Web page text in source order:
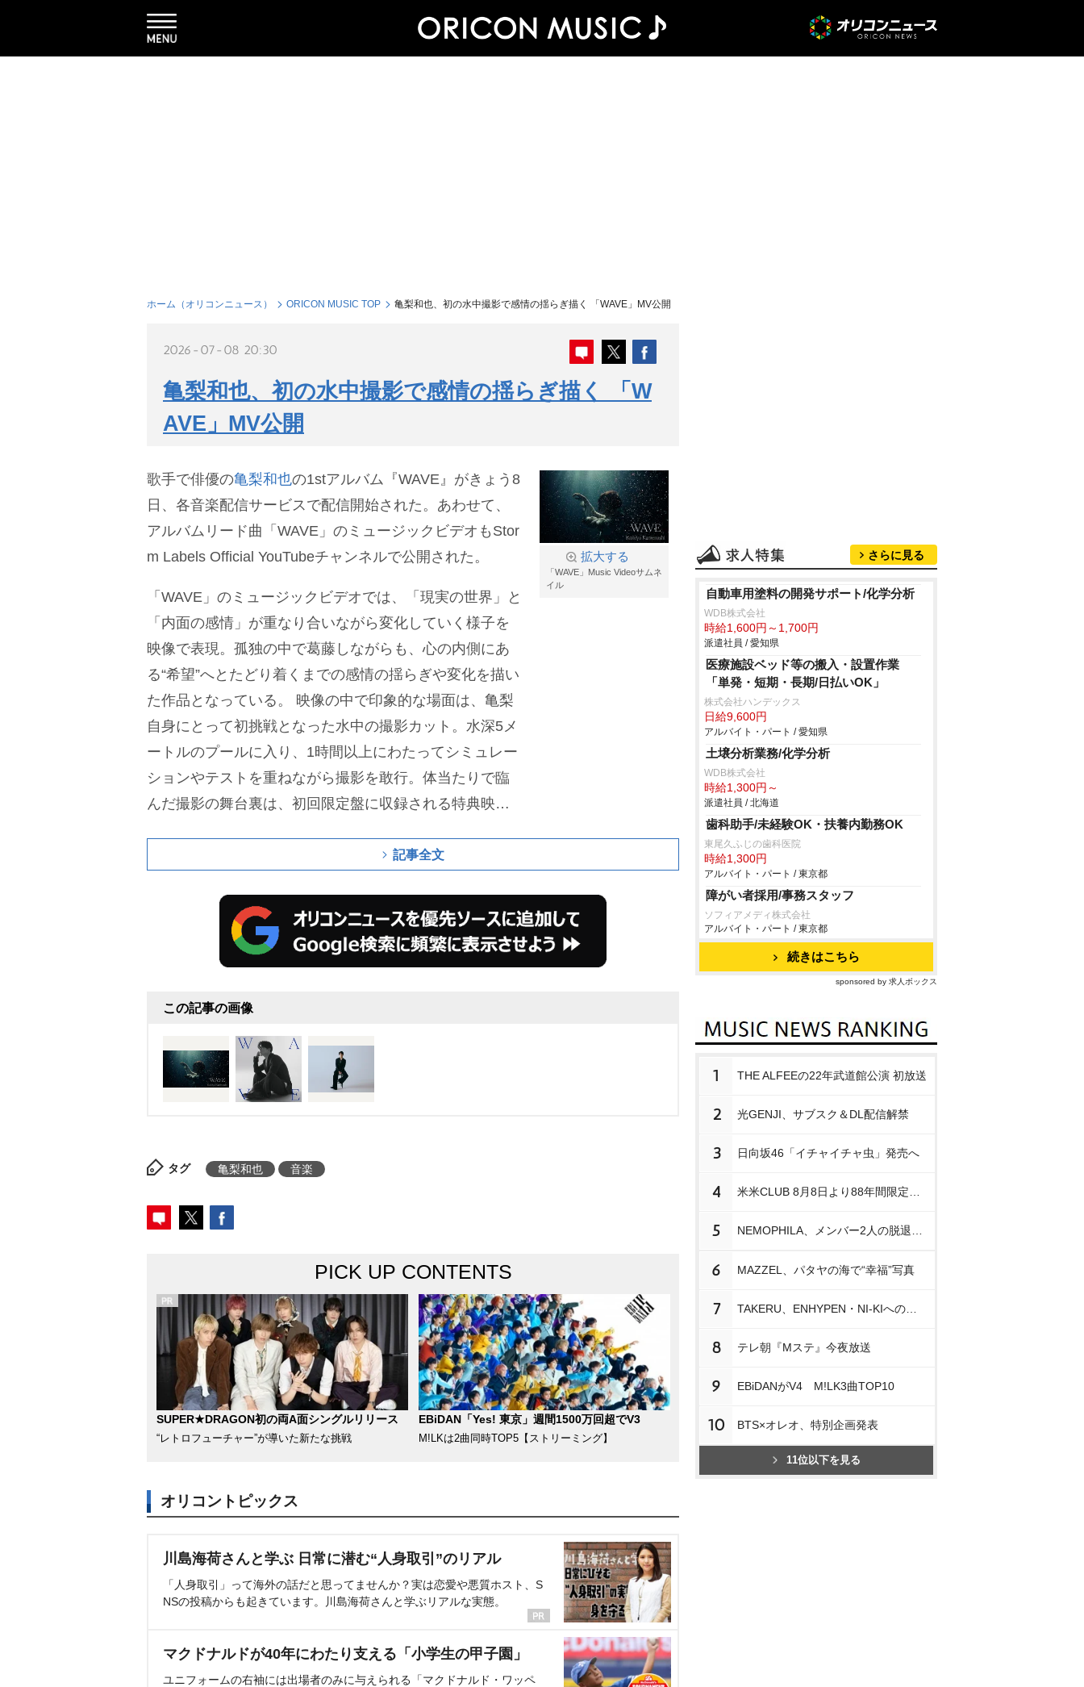
ホーム（オリコンニュース） ORICON MUSIC TOP 亀梨和也、初の水中撮影で感情の揺らぎ描く 「WAVE」MV公開
2026-07-08 20:30
亀梨和也、初の水中撮影で感情の揺らぎ描く 「W
AVE」MV公開
拡大する
「WAVE」Music Videoサムネ
イル
歌手で俳優の亀梨和也の1stアルバム『WAVE』がきょう8
日、各音楽配信サービスで配信開始された。あわせて、
アルバムリード曲「WAVE」のミュージックビデオもStor
m Labels Official YouTubeチャンネルで公開された。
「WAVE」のミュージックビデオでは、「現実の世界」と
「内面の感情」が重なり合いながら変化していく様子を
映像で表現。孤独の中で葛藤しながらも、心の内側にあ
る“希望”へとたどり着くまでの感情の揺らぎや変化を描い
た作品となっている。
映像の中で印象的な場面は、亀梨
自身にとって初挑戦となった水中の撮影カット。水深5メ
ートルのプールに入り、1時間以上にわたってシミュレー
ションやテストを重ねながら撮影を敢行。体当たりで臨
んだ撮影の舞台裏は、初回限定盤に収録される特典映像
きる。また、初回限定盤に収録される「WAVE」ミュージ
は一部異なる特別仕様となっている。
先行配信されてい
たリード曲「WAVE」、ドラマ『ストーブリーグ』主題歌
「Diamond」、日本テレビ系プロ野球中継『DRAMATIC
ws』テーマソングの「’O sole mio」に加え、2人組バン
ド・名誉伝説のギタリスト“けっさく”が作詞・作曲・編曲
を手がけ、ボーカルの“こたに”もコーラスとして参加した
「36度5分」など、アルバム収録の全13曲が配信開始とな
記事全文
この記事の画像
タグ 亀梨和也 音楽
PICK UP CONTENTS
SUPER★DRAGON初の両A面シングルリリース
“レトロフューチャー”が導いた新たな挑戦
EBiDAN「Yes! 東京」週間1500万回超でV3
M!LKは2曲同時TOP5【ストリーミング】
オリコントピックス
川島海荷さんと学ぶ 日常に潜む“人身取引”のリアル
「人身取引」って海外の話だと思ってませんか？実は恋愛や悪質ホスト、S
NSの投稿からも起きています。川島海荷さんと学ぶリアルな実態。
マクドナルドが40年にわたり支える「小学生の甲子園」
ユニフォームの右袖には出場者のみに与えられる「マクドナルド・ワッペ
さらに見る
自動車用塗料の開発サポート/化学分析
WDB株式会社
時給1,600円～1,700円
派遣社員 / 愛知県
医療施設ベッド等の搬入・設置作業
「単発・短期・長期/日払いOK」
株式会社ハンデックス
日給9,600円
アルバイト・パート / 愛知県
土壌分析業務/化学分析
WDB株式会社
時給1,300円～
派遣社員 / 北海道
歯科助手/未経験OK・扶養内勤務OK
東尾久ふじの歯科医院
時給1,300円
アルバイト・パート / 東京都
障がい者採用/事務スタッフ
ソフィアメディ株式会社
アルバイト・パート / 東京都
続きはこちら
sponsored by 求人ボックス
1 THE ALFEEの22年武道館公演 初放送
2 光GENJI、サブスク＆DL配信解禁
3 日向坂46「イチャイチャ虫」発売へ
4
5
6 MAZZEL、パタヤの海で“幸福”写真
7
8 テレ朝『Mステ』今夜放送
9 EBiDANがV4 M!LK3曲TOP10
10 BTS×オレオ、特別企画発表
11位以下を見る